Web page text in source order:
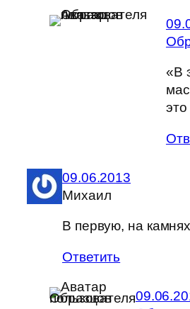
«В
это
09.06.2013
Михаил
В первую, на
Ответить